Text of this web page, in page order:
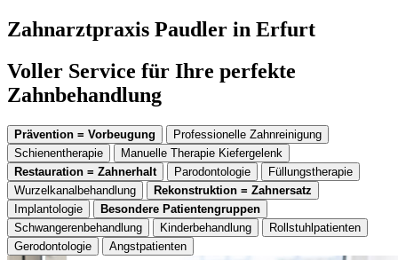
Zahnarztpraxis Paudler in Erfurt
Voller Service für Ihre perfekte
Zahnbehandlung
Prävention = Vorbeugung
Professionelle Zahnreinigung
Schienentherapie
Manuelle Therapie Kiefergelenk
Restauration = Zahnerhalt
Parodontologie
Füllungstherapie
Wurzelkanalbehandlung
Rekonstruktion = Zahnersatz
Implantologie
Besondere Patientengruppen
Schwangerenbehandlung
Kinderbehandlung
Rollstuhlpatienten
Gerodontologie
Angstpatienten